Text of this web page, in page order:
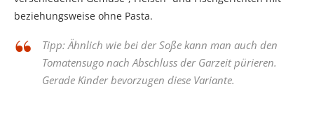
beziehungsweise ohne Pasta.
Tipp: Ähnlich wie bei der Soße kann man auch den
Tomatensugo nach Abschluss der Garzeit pürieren.
Gerade Kinder bevorzugen diese Variante.